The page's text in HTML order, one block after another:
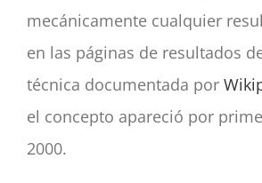
mecánicamente cualquier
en las páginas de resultados
técnica documentada por
el concepto apareció por
2000.